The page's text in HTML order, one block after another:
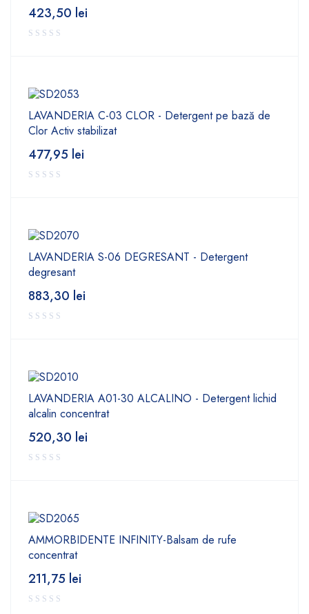
423,50 lei
LAVANDERIA C-03 CLOR - Detergent pe bază de
Clor Activ stabilizat
477,95 lei
LAVANDERIA S-06 DEGRESANT - Detergent
degresant
883,30 lei
LAVANDERIA A01-30 ALCALINO - Detergent lichid
alcalin concentrat
520,30 lei
AMMORBIDENTE INFINITY-Balsam de rufe
concentrat
211,75 lei